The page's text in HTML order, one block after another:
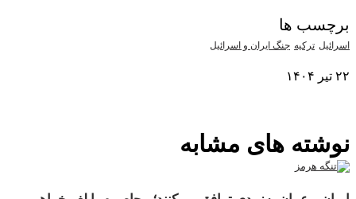
برچسب ها
اسرائیل ترکیه جنگ ایران و اسرائیل
۲۲ تیر ۱۴۰۴
نوشته های مشابه